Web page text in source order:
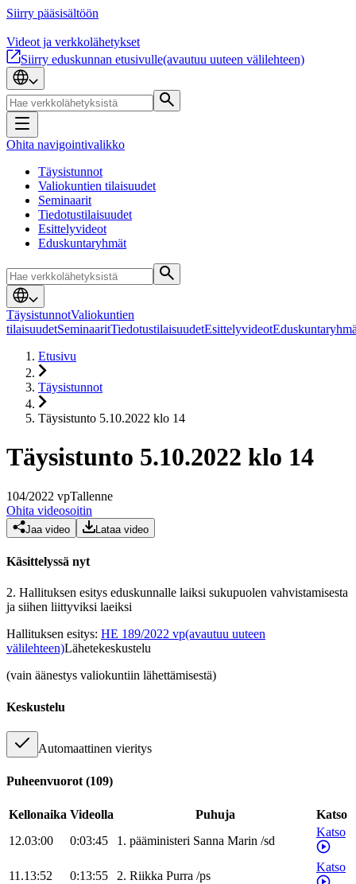
Siirry pääsisältöön
Videot ja verkkolähetykset
Siirry eduskunnan etusivulle(avautuu uuteen välilehteen)
Ohita navigointivalikko
Täysistunnot
Valiokuntien tilaisuudet
Seminaarit
Tiedotustilaisuudet
Esittelyvideot
Eduskuntaryhmät
TäysistunnotValiokuntien
tilaisuudetSeminaaritTiedotustilaisuudetEsittelyvideot
Etusivu
Täysistunnot
Täysistunto 5.10.2022 klo 14
Täysistunto 5.10.2022 klo 14
104/2022 vpTallenne
Ohita videosoitin
Jaa video Lataa video
Käsittelyssä nyt
2. Hallituksen esitys eduskunnalle laiksi sukupuolen vahvistamisesta
ja siihen liittyviksi laeiksi
Hallituksen esitys: HE 189/2022 vp(avautuu uuteen
välilehteen)Lähetekeskustelu
(vain äänestys valiokuntiin lähettämisestä)
Keskustelu
Automaattinen vieritys
Puheenvuorot (109)
Kellonaika Videolla Puhuja
Katso
12.03:00
0:03:45 1. pääministeri Sanna Marin /sd
Katso
11.13:52 0:13:55 2. Riikka Purra /ps
Katso